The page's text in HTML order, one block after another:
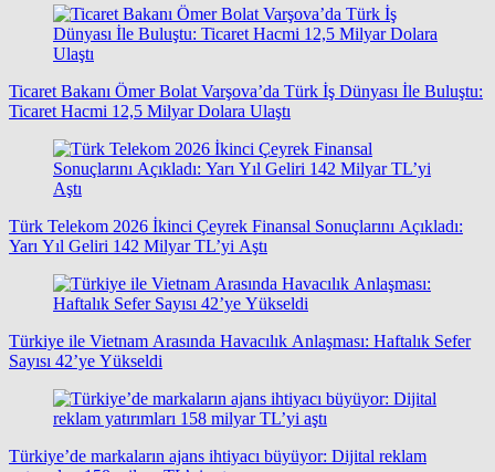
Ticaret Bakanı Ömer Bolat Varşova’da Türk İş Dünyası İle Buluştu:
Ticaret Hacmi 12,5 Milyar Dolara Ulaştı
Türk Telekom 2026 İkinci Çeyrek Finansal Sonuçlarını Açıkladı:
Yarı Yıl Geliri 142 Milyar TL’yi Aştı
Türkiye ile Vietnam Arasında Havacılık Anlaşması: Haftalık Sefer
Sayısı 42’ye Yükseldi
Türkiye’de markaların ajans ihtiyacı büyüyor: Dijital reklam